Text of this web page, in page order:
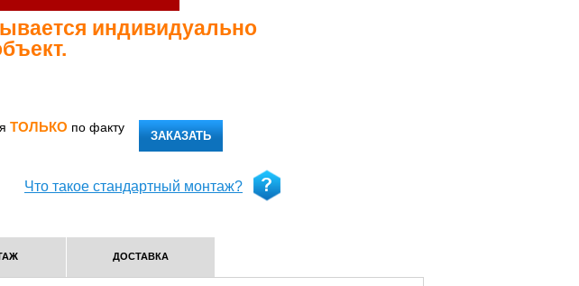
индивидуально
ЗАКАЗАТЬ
ТОЛЬКО по факту
Что такое стандартный монтаж?
ДОСТАВКА